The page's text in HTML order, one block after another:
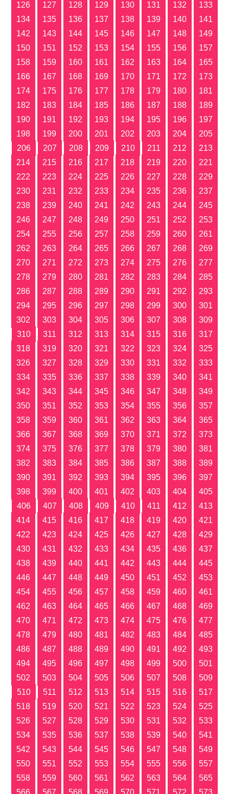
126
127 128 129 130 131 132
133
134
135 136 137 138 139 140
141
142
143 144 145 146 147 148
149
150
151 152 153 154 155 156
157
158
159 160 161 162 163 164
165
166
167 168 169 170 171 172
173
174
175 176 177 178 179 180
181
182
183 184 185 186 187 188
189
190
191 192 193 194 195 196
197
198
199 200 201 202 203 204
205
206
207 208 209 210 211 212
213
214
215 216 217 218 219 220
221
222
223 224 225 226 227 228
229
230
231 232 233 234 235 236
237
238
239 240 241 242 243 244
245
246
247 248 249 250 251 252
253
254
255 256 257 258 259 260
261
262
263 264 265 266 267 268
269
270
271 272 273 274 275 276
277
278
279 280 281 282 283 284
285
286
287 288 289 290 291 292
293
294
295 296 297 298 299 300
301
302
303 304 305 306 307 308
309
310
311 312 313 314 315 316
317
318
319 320 321 322 323 324
325
326
327 328 329 330 331 332
333
334
335 336 337 338 339 340
341
342
343 344 345 346 347 348
349
350
351 352 353 354 355 356
357
358
359 360 361 362 363 364
365
366
367 368 369 370 371 372
373
374
375 376 377 378 379 380
381
382
383 384 385 386 387 388
389
390
391 392 393 394 395 396
397
398
399 400 401 402 403 404
405
406
407 408 409 410 411 412
413
414
415 416 417 418 419 420
421
422
423 424 425 426 427 428
429
430
431 432 433 434 435 436
437
438
439 440 441 442 443 444
445
446
447 448 449 450 451 452
453
454
455 456 457 458 459 460
461
462
463 464 465 466 467 468
469
470
471 472 473 474 475 476
477
478
479 480 481 482 483 484
485
486
487 488 489 490 491 492
493
494
495 496 497 498 499 500
501
502
503 504 505 506 507 508
509
510
511 512 513 514 515 516
517
518
519 520 521 522 523 524
525
526
527 528 529 530 531 532
533
534
535 536 537 538 539 540
541
542
543 544 545 546 547 548
549
550
551 552 553 554 555 556
557
558
559 560 561 562 563 564
565
566
567 568 569 570 571 572 573